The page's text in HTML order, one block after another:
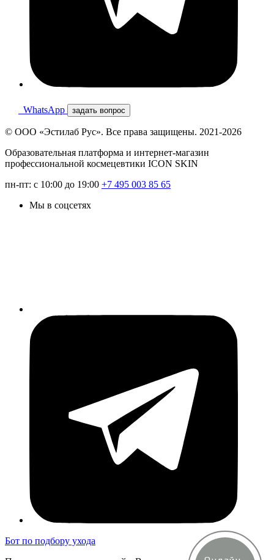
WhatsApp задать вопрос
© ООО «Эстилаб Рус». Все права защищены. 2021-2026
Образовательная платформа и интернет-магазин
профессиональной космецевтики ICON SKIN
пн-пт: с 10:00 до 19:00 +7 495 003 85 65
Мы в соцсетях
Бот по подбору ухода